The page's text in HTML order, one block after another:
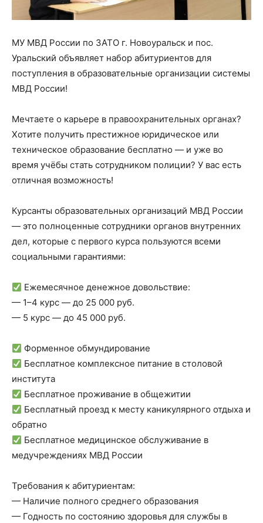
МУ МВД России по ЗАТО г. Новоуральск и пос.
Уральский объявляет набор абитуриентов для
поступления в образовательные организации системы
МВД России!
Мечтаете о карьере в правоохранительных органах?
Хотите получить престижное юридическое или
техническое образование бесплатно — и уже во
время учёбы стать сотрудником полиции? У вас есть
отличная возможность!
Курсанты образовательных организаций МВД России
— это полноценные сотрудники органов внутренних
дел, которые с первого курса пользуются всеми
социальными гарантиями:
Ежемесячное денежное довольствие:
— 1–4 курс — до 25 000 руб.
— 5 курс — до 45 000 руб.
Форменное обмундирование
Бесплатное комплексное питание в столовой
института
Бесплатное проживание в общежитии
Бесплатный проезд к месту каникулярного отдыха и
обратно
Бесплатное медицинское обслуживание в
медучреждениях МВД России
Требования к абитуриентам:
— Наличие полного среднего образования
— Годность по состоянию здоровья для службы в